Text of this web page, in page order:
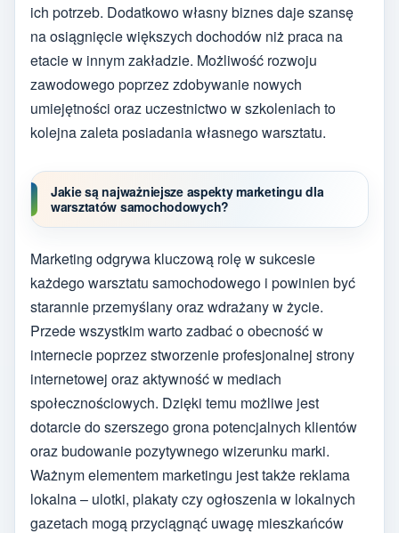
ich potrzeb. Dodatkowo własny biznes daje szansę
na osiągnięcie większych dochodów niż praca na
etacie w innym zakładzie. Możliwość rozwoju
zawodowego poprzez zdobywanie nowych
umiejętności oraz uczestnictwo w szkoleniach to
kolejna zaleta posiadania własnego warsztatu.
Jakie są najważniejsze aspekty marketingu dla
warsztatów samochodowych?
Marketing odgrywa kluczową rolę w sukcesie
każdego warsztatu samochodowego i powinien być
starannie przemyślany oraz wdrażany w życie.
Przede wszystkim warto zadbać o obecność w
internecie poprzez stworzenie profesjonalnej strony
internetowej oraz aktywność w mediach
społecznościowych. Dzięki temu możliwe jest
dotarcie do szerszego grona potencjalnych klientów
oraz budowanie pozytywnego wizerunku marki.
Ważnym elementem marketingu jest także reklama
lokalna – ulotki, plakaty czy ogłoszenia w lokalnych
gazetach mogą przyciągnąć uwagę mieszkańców